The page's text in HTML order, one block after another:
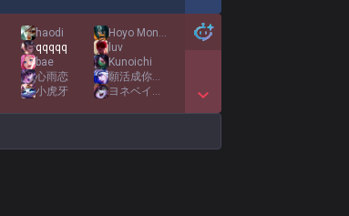
Show More Detail Games
haodi
qqqqq
bae
心雨恋
小虎牙
Hoyo Monterrey
luv
Kunoichi
願活成你的願
ヨネベイビー
Show More Detail Games